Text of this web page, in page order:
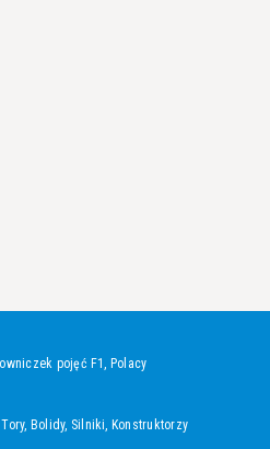
pojęć F1, Polacy
Tory, Bolidy, Silniki, Konstruktorzy